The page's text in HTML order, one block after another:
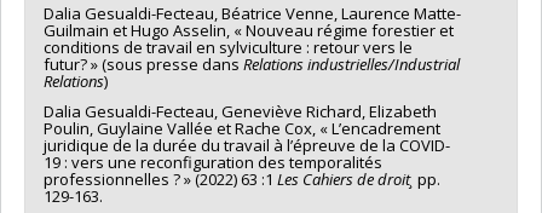
Dalia Gesualdi-Fecteau, Béatrice Venne, Laurence Matte-
Guilmain et Hugo Asselin, « Nouveau régime forestier et
conditions de travail en sylviculture : retour vers le
futur? » (sous presse dans Relations industrielles/Industrial
Relations)
Dalia Gesualdi-Fecteau, Geneviève Richard, Elizabeth
Poulin, Guylaine Vallée et Rache Cox, « L’encadrement
juridique de la durée du travail à l’épreuve de la COVID-
19 : vers une reconfiguration des temporalités
professionnelles ? » (2022) 63 :1 Les Cahiers de droit¸ pp.
129-163.